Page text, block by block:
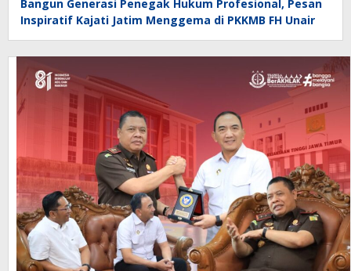
Bangun Generasi Penegak Hukum Profesional, Pesan
Inspiratif Kajati Jatim Menggema di PKKMB FH Unair